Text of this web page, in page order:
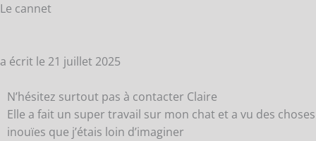
Le cannet
a écrit le 21 juillet 2025
N’hésitez surtout pas à contacter Claire
Elle a fait un super travail sur mon chat et a vu des choses
inouïes que j’étais loin d’imaginer